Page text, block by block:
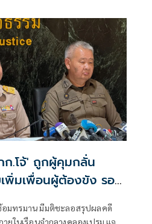
.โจ้' ถูกผู้คุมกลั่น
พิ่มเพื่อนผู้ต้องขัง รอ
มทรมาน มีมติชะลอสรุปผลคดี
ยในเรือนจำกลางคลองเปรม แจง